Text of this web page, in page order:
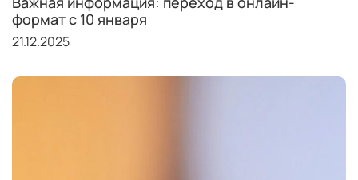
формат с 10 января
21.12.2025